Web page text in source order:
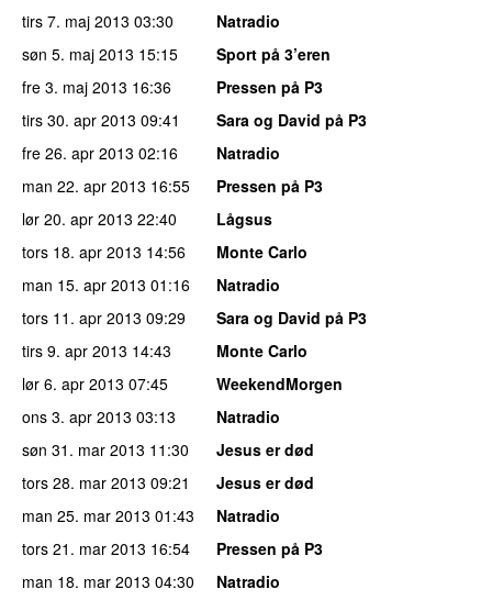
tirs 7. maj 2013 03:30
Natradio
søn 5. maj 2013 15:15
Sport på 3’eren
fre 3. maj 2013 16:36
Pressen på P3
tirs 30. apr 2013 09:41
Sara og David på P3
fre 26. apr 2013 02:16
Natradio
man 22. apr 2013 16:55
Pressen på P3
lør 20. apr 2013 22:40
Lågsus
tors 18. apr 2013 14:56
Monte Carlo
man 15. apr 2013 01:16
Natradio
tors 11. apr 2013 09:29
Sara og David på P3
tirs 9. apr 2013 14:43
Monte Carlo
lør 6. apr 2013 07:45
WeekendMorgen
ons 3. apr 2013 03:13
Natradio
søn 31. mar 2013 11:30
Jesus er død
tors 28. mar 2013 09:21
Jesus er død
man 25. mar 2013 01:43
Natradio
tors 21. mar 2013 16:54
Pressen på P3
man 18. mar 2013 04:30
Natradio